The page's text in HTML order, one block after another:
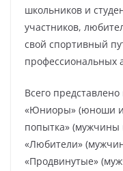
школьников и
участников,
свой спортивный
профессиональных
Всего
«Юниоры» (юноши и
попытка» (мужчины
«Любители»
«Продвинутые»